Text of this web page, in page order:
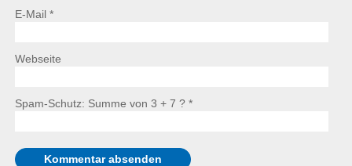
E-Mail *
Webseite
Spam-Schutz: Summe von 3 + 7 ? *